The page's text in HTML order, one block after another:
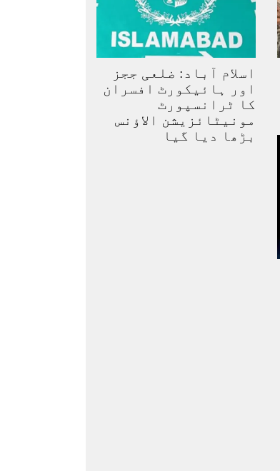
اسلام آباد: ضلعی ججز
اور ہائیکورٹ افسران
کا ٹرانسپورٹ
مونیٹائزیشن الاؤنس
بڑھا دیا گیا